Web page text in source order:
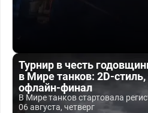
Турнир в честь
в Мире танков: 2D-
офлайн-финал
В Мире танков стартовала
06 августа, четверг